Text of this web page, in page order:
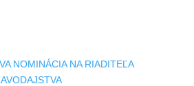
NOMINÁCIA NA RIADITEĽA